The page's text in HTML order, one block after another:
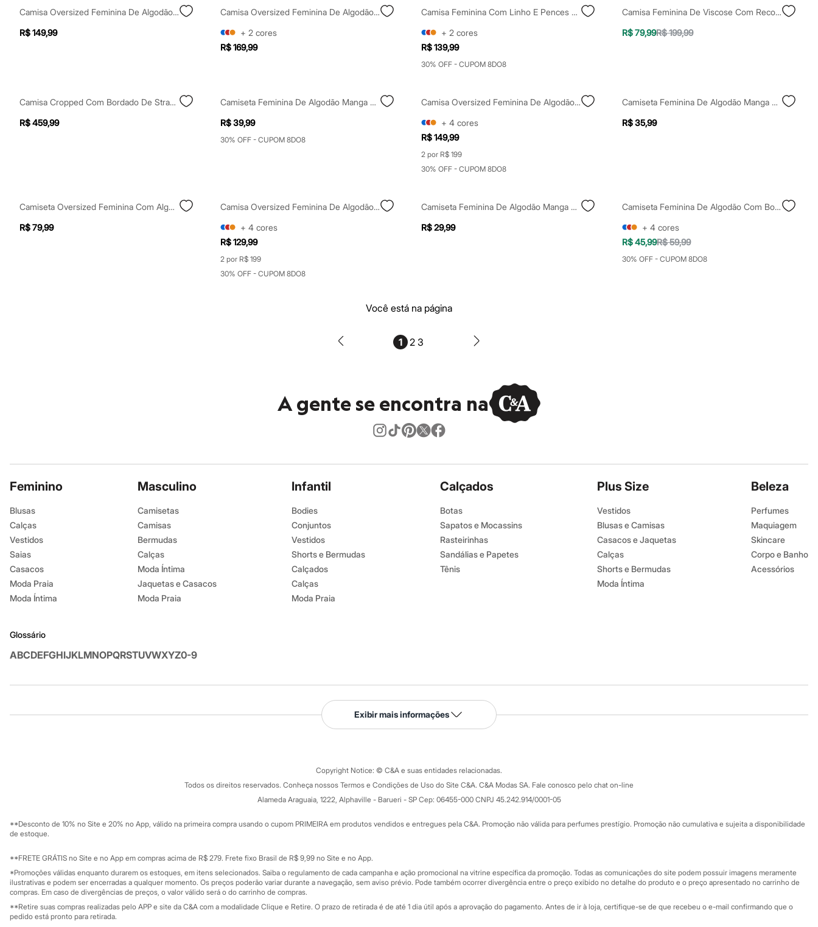
Personagens
Plus size
Blusas e Camisetas
Calças
Todos os produtos
Infantil
Em alta
1 a 5 anos
10 a 16 anos
Palomino
Moda íntima
Calcinhas
Personagens
Bluey
Disney
Minecraft
Patrulha Canina
Beleza
Novidades
Protetor solar
Tratamento
Cuidados com o rosto
Esfoliante
Hidratante
Protetor solar
Tônicos
Maquiagens
Base
Batom
Camisa Oversized Feminina De Algodão Decote V Manga Longa Off White
R$ 149,99
Camisa Oversized Feminina De Algodão Manga Longa Plus Size Off White
+ 2 cores
R$ 169,99
Camisa Feminina Com Linho E Pences Manga Curta Off White
+ 2 cores
R$ 139,99
30% OFF - CUPOM 8DO8
Camisa Feminina De Viscose Com Recorte Manga Longa Off White
R$ 79,99R$ 199,99
Camisa Cropped Com Bordado De Strass Manga Longa Mindset Off White
R$ 459,99
Camiseta Feminina De Algodão Manga Curta Estampada Off White
R$ 39,99
30% OFF - CUPOM 8DO8
Camisa Oversized Feminina De Algodão Preta
+ 4 cores
R$ 149,99
2 por R$ 199
30% OFF - CUPOM 8DO8
Camiseta Feminina De Algodão Manga Curta Estampada Off White
R$ 35,99
Camiseta Oversized Feminina Com Algodão Manga Curta Off White
R$ 79,99
Camisa Oversized Feminina De Algodão Azul
+ 4 cores
R$ 129,99
2 por R$ 199
30% OFF - CUPOM 8DO8
Camiseta Feminina De Algodão Manga Curta Estampada Off White
R$ 29,99
Camiseta Feminina De Algodão Com Bolso Manga Longa Off White
+ 4 cores
R$ 45,99R$ 59,99
30% OFF - CUPOM 8DO8
Você está na página
1 2 3
A gente se encontra na
Feminino
Blusas
Calças
Vestidos
Saias
Casacos
Moda Praia
Moda Íntima
Masculino
Camisetas
Camisas
Bermudas
Calças
Moda Íntima
Jaquetas e Casacos
Moda Praia
Infantil
Bodies
Conjuntos
Vestidos
Shorts e Bermudas
Calçados
Calças
Moda Praia
Calçados
Botas
Sapatos e Mocassins
Rasteirinhas
Sandálias e Papetes
Tênis
Plus Size
Vestidos
Blusas e Camisas
Casacos e Jaquetas
Calças
Shorts e Bermudas
Moda Íntima
Beleza
Perfumes
Maquiagem
Skincare
Corpo e Banho
Acessórios
Glossário
ABCDEFGHIJKLMNOPQRSTUVWXYZ0-9
Mapa do site
Investidores
Privacidade
Configuração de cookies
Minha privacidade
C&A Pay
Sobre o C&A Pay
Governança
Educação financeira
Sustentabilidade
Serviços
Tipos de serviços
Formas de pagamento
Todas as vantagens
Minha C&A
Cupons de desconto
Atendimento
Fale conosco
Central de ética
Eventos
Exibir mais informações
Copyright Notice: © C&A e suas entidades relacionadas.
Todos os direitos reservados. Conheça nossos Termos e Condições de Uso do Site C&A. C&A Modas SA. Fale conosco pelo chat on-line
Alameda Araguaia, 1222, Alphaville - Barueri - SP Cep: 06455-000 CNPJ 45.242.914/0001-05
**Desconto de 10% no Site e 20% no App, válido na primeira compra usando o cupom PRIMEIRA em produtos vendidos e entregues pela C&A. Promoção não válida para perfumes prestígio. Promoção não cumulativa e sujeita a disponibilidade
de estoque.
**FRETE GRÁTIS no Site e no App em compras acima de R$ 279. Frete fixo Brasil de R$ 9,99 no Site e no App.
*Promoções válidas enquanto durarem os estoques, em itens selecionados. Saiba o regulamento de cada campanha e ação promocional na vitrine específica da promoção. Todas as comunicações do site podem possuir imagens meramente
ilustrativas e podem ser encerradas a qualquer momento. Os preços poderão variar durante a navegação, sem aviso prévio. Pode também ocorrer divergência entre o preço exibido no detalhe do produto e o preço apresentado no carrinho de
compras. Em caso de divergências de preços, o valor válido será o do carrinho de compras.
**Retire suas compras realizadas pelo APP e site da C&A com a modalidade Clique e Retire. O prazo de retirada é de até 1 dia útil após a aprovação do pagamento. Antes de ir à loja, certifique-se de que recebeu o e-mail confirmando que o
pedido está pronto para retirada.